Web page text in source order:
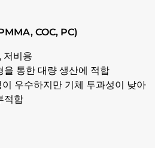
COC, PC)
저비용
을 통한 대량 생산에 적합
우수하지만 기체 투과성이 낮아
적합